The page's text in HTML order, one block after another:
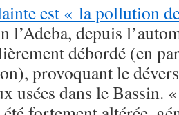
est « la pollution
l’Adeba, depuis
débordé (en
provoquant le
usées dans le Bassin.